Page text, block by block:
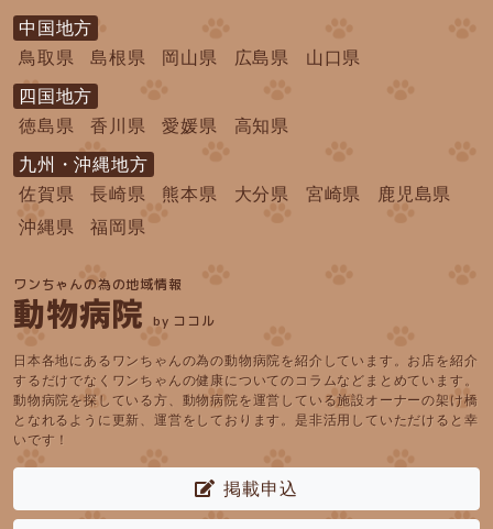
中国地方
鳥取県
島根県 岡山県 広島県 山口県
四国地方
徳島県
香川県 愛媛県 高知県
九州・沖縄地方
佐賀県
長崎県 熊本県 大分県 宮崎県
鹿児島県
沖縄県
福岡県
ワンちゃんの為の地域情報
動物病院 by ココル
日本各地にあるワンちゃんの為の動物病院を紹介しています。お店を紹介
するだけでなくワンちゃんの健康についてのコラムなどまとめています。
動物病院を探している方、動物病院を運営している施設オーナーの架け橋
となれるように更新、運営をしております。是非活用していただけると幸
いです！
掲載申込